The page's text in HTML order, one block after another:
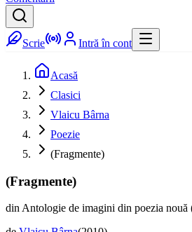
Scrie Intră în cont
Acasă
Clasici
Vlaicu Bârna
Poezie
(Fragmente)
(Fragmente)
din Antologie de imagini din poezia nouă